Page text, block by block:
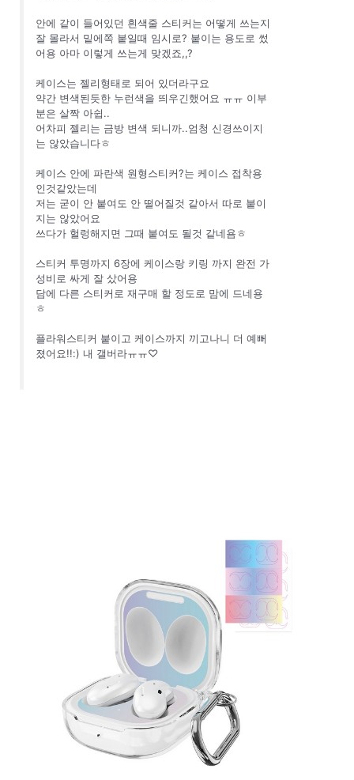
안에 같이 들어있던 흰색줄 스티커는 어떻게 쓰는지
잘 몰라서 밑에쪽 붙일때 임시로? 붙이는 용도로 썼
어용 아마 이렇게 쓰는게 맞겠죠,,?
케이스는 젤리형태로 되어 있더라구요
약간 변색된듯한 누런색을 띄우긴했어요 ㅠㅠ 이부
분은 살짝 아쉽..
어차피 젤리는 금방 변색 되니까..엄청 신경쓰이지
는 않았습니다ㅎ
케이스 안에 파란색 원형스티커?는 케이스 접착용
인것같았는데
저는 굳이 안 붙여도 안 떨어질것 같아서 따로 붙이
지는 않았어요
쓰다가 헐렁해지면 그때 붙여도 될것 같네욤ㅎ
스티커 투명까지 6장에 케이스랑 키링 까지 완전 가
성비로 싸게 잘 샀어용
담에 다른 스티커로 재구매 할 정도로 맘에 드네용
ㅎ
플라워스티커 붙이고 케이스까지 끼고나니 더 예뻐
졌어요!!:) 내 갤버라ㅠㅠ♡